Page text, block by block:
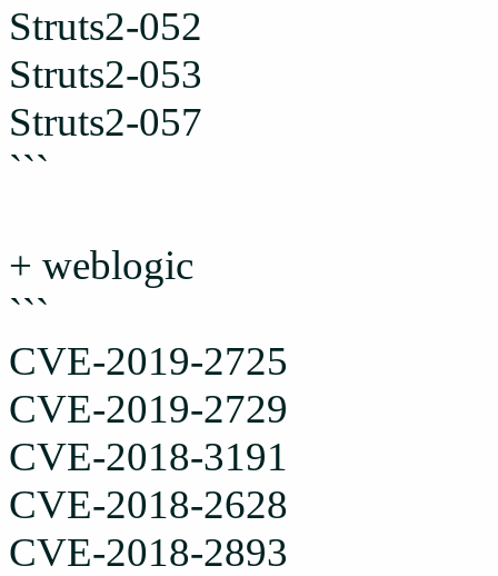
Struts2-052
Struts2-053
Struts2-057
```
+ weblogic
```
CVE-2019-2725
CVE-2019-2729
CVE-2018-3191
CVE-2018-2628
CVE-2018-2893